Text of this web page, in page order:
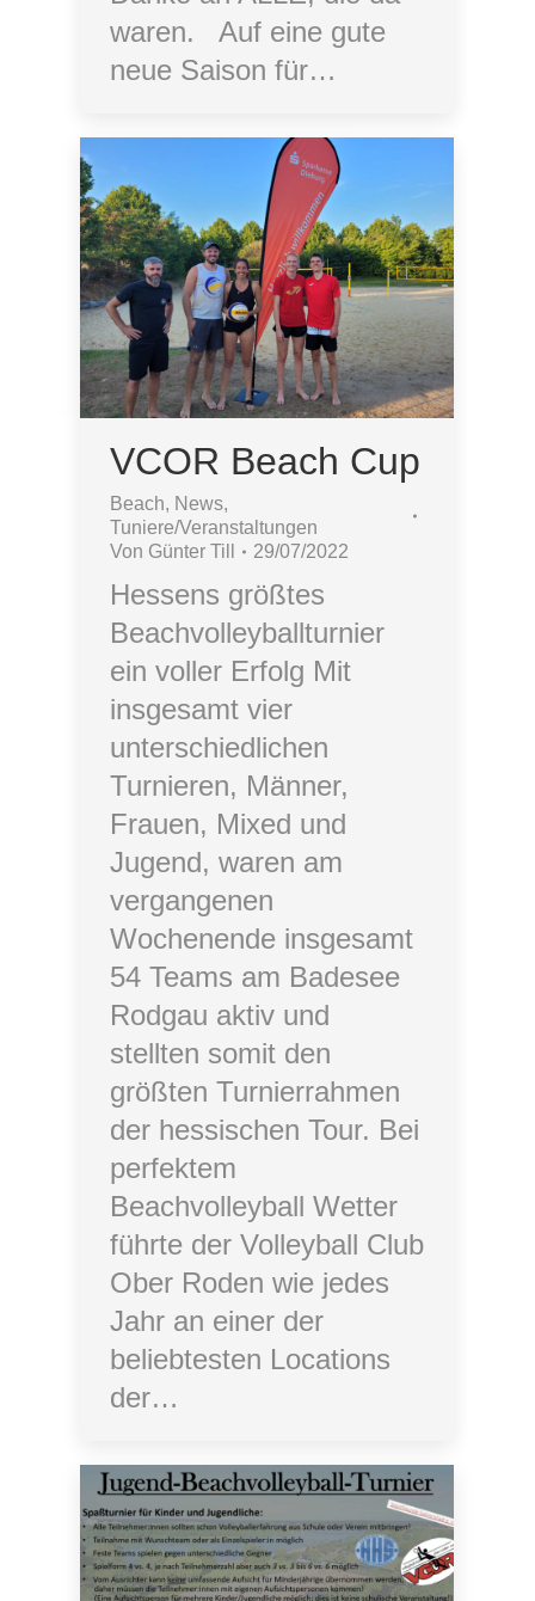
waren. Auf eine gute
neue Saison für…
VCOR Beach Cup
Beach, News,
Tuniere/Veranstaltungen
Von Günter Till 29/07/2022
Hessens größtes
Beachvolleyballturnier
ein voller Erfolg Mit
insgesamt vier
unterschiedlichen
Turnieren, Männer,
Frauen, Mixed und
Jugend, waren am
vergangenen
Wochenende insgesamt
54 Teams am Badesee
Rodgau aktiv und
stellten somit den
größten Turnierrahmen
der hessischen Tour. Bei
perfektem
Beachvolleyball Wetter
führte der Volleyball Club
Ober Roden wie jedes
Jahr an einer der
beliebtesten Locations
der…